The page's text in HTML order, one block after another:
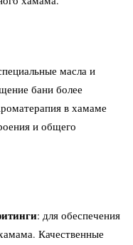
масла и
бани более
в хамаме
и общего
: для обеспечения
Качественные